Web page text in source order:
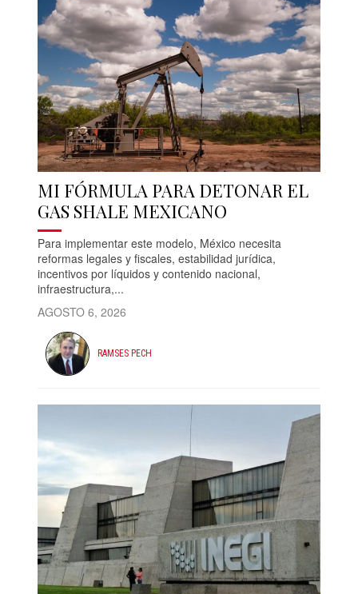
MI FÓRMULA PARA DETONAR EL
GAS SHALE MEXICANO
Para implementar este modelo, México necesita
reformas legales y fiscales, estabilidad jurídica,
incentivos por líquidos y contenido nacional,
infraestructura,...
AGOSTO 6, 2026
RAMSES PECH